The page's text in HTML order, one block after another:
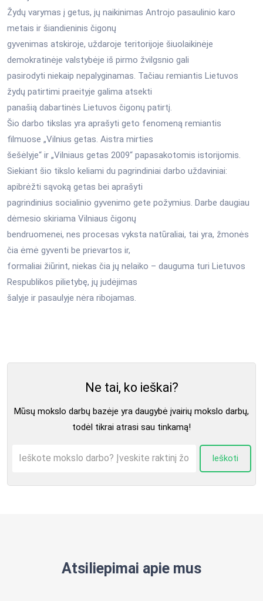
Žydų varymas į getus, jų naikinimas Antrojo pasaulinio karo
metais ir šiandieninis čigonų
gyvenimas atskiroje, uždaroje teritorijoje šiuolaikinėje
demokratinėje valstybėje iš pirmo žvilgsnio gali
pasirodyti niekaip nepalyginamas. Tačiau remiantis Lietuvos
žydų patirtimi praeityje galima atsekti
panašią dabartinės Lietuvos čigonų patirtį.
Šio darbo tikslas yra aprašyti geto fenomeną remiantis
filmuose „Vilnius getas. Aistra mirties
šešėlyje“ ir „Vilniaus getas 2009“ papasakotomis istorijomis.
Siekiant šio tikslo keliami du pagrindiniai darbo uždaviniai:
apibrėžti sąvoką getas bei aprašyti
pagrindinius socialinio gyvenimo gete požymius. Darbe daugiau
dėmesio skiriama Vilniaus čigonų
bendruomenei, nes procesas vyksta natūraliai, tai yra, žmonės
čia ėmė gyventi be prievartos ir,
formaliai žiūrint, niekas čia jų nelaiko – dauguma turi Lietuvos
Respublikos pilietybę, jų judėjimas
šalyje ir pasaulyje nėra ribojamas.
Ne tai, ko ieškai?
Mūsų mokslo darbų bazėje yra daugybė įvairių mokslo darbų,
todėl tikrai atrasi sau tinkamą!
Ieškoti
Atsiliepimai apie mus